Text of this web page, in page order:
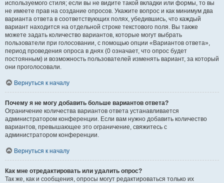
используемого стиля; если вы не видите такой вкладки или формы, то вы
не имеете прав на создание опросов. Укажите вопрос и как минимум два
варианта ответа в соответствующих полях, убедившись, что каждый
вариант находится на отдельной строке текстового поля. Вы также
можете задать количество вариантов, которые могут выбрать
пользователи при голосовании, с помощью опции «Вариантов ответа»,
период проведения опроса в днях (0 означает, что опрос будет
постоянным) и возможность пользователей изменять вариант, за который
они проголосовали.
Вернуться к началу
Почему я не могу добавить больше вариантов ответа?
Ограничение количества вариантов ответа устанавливается
администратором конференции. Если вам нужно добавить количество
вариантов, превышающее это ограничение, свяжитесь с
администратором конференции.
Вернуться к началу
Как мне отредактировать или удалить опрос?
Так же, как и сообщения, опросы могут редактироваться только их